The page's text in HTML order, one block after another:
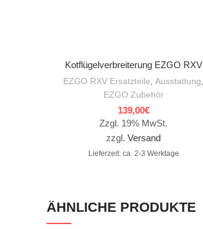
Kotflügelverbreiterung EZGO RXV
EZGO RXV Ersatzteile Ausstattung
EZGO Zubehör
139,00€
Zzgl. 19% MwSt.
zzgl. Versand
Lieferzeit: ca. 2-3 Werktage
ÄHNLICHE PRODUKTE